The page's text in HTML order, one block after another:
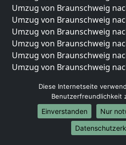
Umzug von Braunschweig
Umzug von Braunschweig
Umzug von Braunschweig
Umzug von Braunschweig
Umzug von Braunschweig
Umzug von Braunschweig
Umzüge-
Umzug von Braunschweig
Umzug von Braunschweig
Umzug von Braunschweig
Diese Internetseite
Benutzerfreundlichkeit
Einverstanden
Nur